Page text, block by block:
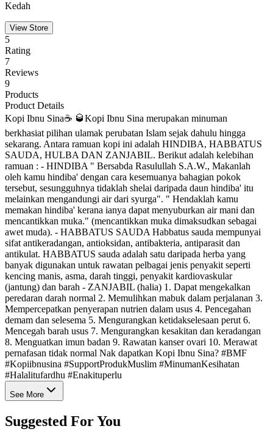
Kedah
View Store
5
Rating
7
Reviews
9
Products
Product Details
Kopi Ibnu Sina☕ 🥃Kopi Ibnu Sina merupakan minuman
berkhasiat pilihan ulamak perubatan Islam sejak dahulu hingga
sekarang. Antara ramuan kopi ini adalah HINDIBA, HABBATUS
SAUDA, HULBA DAN ZANJABIL. Berikut adalah kelebihan
ramuan : - HINDIBA " Bersabda Rasulullah S.A.W., Makanlah
oleh kamu hindiba' dengan cara kesemuanya bahagian pokok
tersebut, sesungguhnya tidaklah shelai daripada daun hindiba' itu
melainkan mengandungi air dari syurga". " Hendaklah kamu
memakan hindiba' kerana ianya dapat menyuburkan air mani dan
mencantikkan muka." (mencantikkan muka dimaksudkan sebagai
awet muda). - HABBATUS SAUDA Habbatus sauda mempunyai
sifat antikeradangan, antioksidan, antibakteria, antiparasit dan
antikulat. HABBATUS sauda adalah satu daripada herba yang
banyak digunakan untuk rawatan pelbagai jenis penyakit seperti
kencing manis, asma, darah tinggi, penyakit kardiovaskular
(jantung) dan barah - ZANJABIL (halia) 1. Dapat mengekalkan
peredaran darah normal 2. Memulihkan mabuk dalam perjalanan 3.
Mempercepatkan penyerapan nutrien dalam usus 4. Pencegahan
demam dan selesema 5. Mengurangkan ketidakselesaan perut 6.
Mencegah barah usus 7. Mengurangkan kesakitan dan keradangan
8. Menguatkan imun badan 9. Rawatan kanser ovari 10. Merawat
pernafasan tidak normal Nak dapatkan Kopi Ibnu Sina? #BMF
#Kopiibnusina #SupportProdukMuslim #MinumanKesihatan
#Halalitufardhu #Enakituperlu
See More
Suggested For You